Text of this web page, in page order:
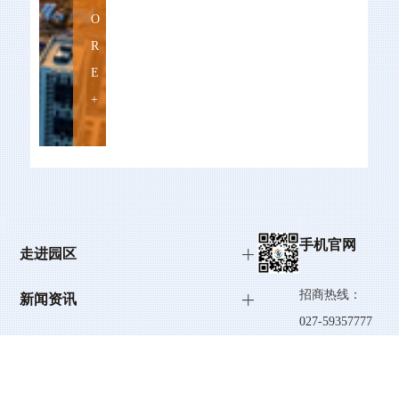
O
R
E
+
走进园区
新闻资讯
手机官网
招商热线：
027-59357777